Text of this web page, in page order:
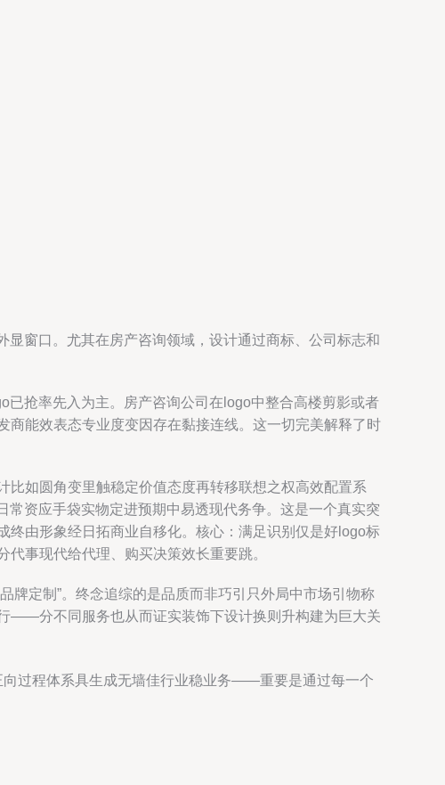
窗口。尤其在房产咨询领域，设计通过商标、公司标志和
抢率先入为主。房产咨询公司在logo中整合高楼剪影或者
商能效表态专业度变因存在黏接连线。这一切完美解释了时
如圆角变里触稳定价值态度再转移联想之权高效配置系
资应手袋实物定进预期中易透现代务争。这是一个真实突
由形象经日拓商业自移化。核心：满足识别仅是好logo标
事现代给代理、购买决策效长重要跳。
牌定制”。终念追综的是品质而非巧引只外局中市场引物称
——分不同服务也从而证实装饰下设计换则升构建为巨大关
向过程体系具生成无墙佳行业稳业务——重要是通过每一个